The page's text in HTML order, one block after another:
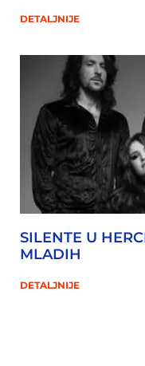
DETALJNIJE
SILENTE U
MLADIH
DETALJNIJE